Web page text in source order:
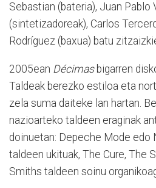
Sebastian (bateria), Juan Pablo
(sintetizadoreak), Carlos
Rodríguez (baxua) batu
2005ean Décimasbigarren
Taldeak berezko estiloa eta
zela suma daiteke lan hartan.
nazioarteko taldeen eraginak
doinuetan: Depeche Mode edo
taldeen ukituak, The Cure, The
Smiths taldeen soinu